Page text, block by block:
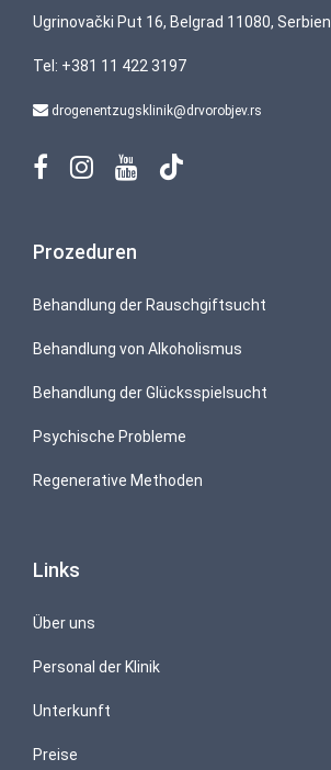
Ugrinovački Put 16, Belgrad 11080, Serbien
Tel: +381 11 422 3197
drogenentzugsklinik@drvorobjev.rs
Prozeduren
Behandlung der Rauschgiftsucht
Behandlung von Alkoholismus
Behandlung der Glücksspielsucht
Psychische Probleme
Regenerative Methoden
Links
Über uns
Personal der Klinik
Unterkunft
Preise